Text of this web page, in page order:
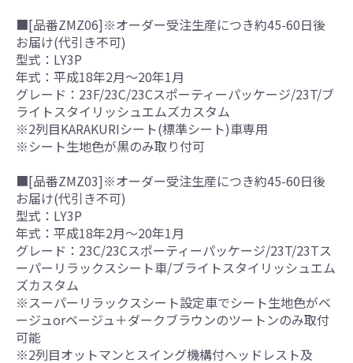
■[品番ZMZ06]※オーダー受注生産につき約45-60日後
お届け(代引き不可)
型式：LY3P
年式：平成18年2月～20年1月
グレード：23F/23C/23Cスポーティーパッケージ/23T/ブ
ライトスタイリッシュエムズカスタム
※2列目KARAKURIシート(標準シート)車専用
※シート生地色が黒のみ取り付可
■[品番ZMZ03]※オーダー受注生産につき約45-60日後
お届け(代引き不可)
型式：LY3P
年式：平成18年2月～20年1月
グレード：23C/23Cスポーティーパッケージ/23T/23Tス
ーパーリラックスシート車/ブライトスタイリッシュエム
ズカスタム
※スーパーリラックスシート設定車でシート生地色がベ
ージュorベージュ＋ダークブラウンのツートンのみ取付
可能
※2列目オットマンとスイング機構付ヘッドレスト及